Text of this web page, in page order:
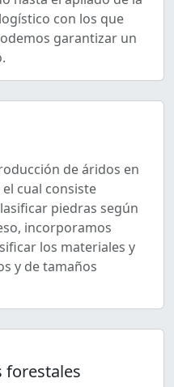
con los que
garantizar un
de áridos en
cual consiste
piedras según
incorporamos
los materiales y
y de tamaños
forestales